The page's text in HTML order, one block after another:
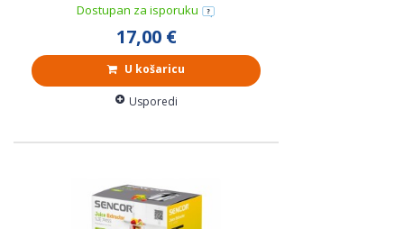
Dostupan za isporuku
17,00 €
U košaricu
Usporedi